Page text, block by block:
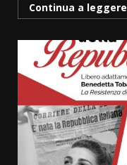
Continua a leggere